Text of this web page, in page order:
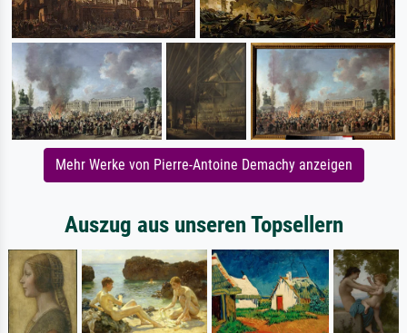
Mehr Werke von Pierre-Antoine Demachy anzeigen
Auszug aus unseren Topsellern